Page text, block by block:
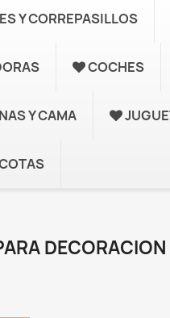
Y CORREPASILLOS
COCHES
Y CAMA